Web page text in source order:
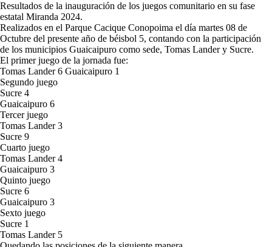
Resultados de la inauguración de los juegos comunitario en su fase
estatal Miranda 2024.
Realizados en el Parque Cacique Conopoima el día martes 08 de
Octubre del presente año de béisbol 5, contando con la participación
de los municipios Guaicaipuro como sede, Tomas Lander y Sucre.
El primer juego de la jornada fue:
Tomas Lander 6 Guaicaipuro 1
Segundo juego
Sucre 4
Guaicaipuro 6
Tercer juego
Tomas Lander 3
Sucre 9
Cuarto juego
Tomas Lander 4
Guaicaipuro 3
Quinto juego
Sucre 6
Guaicaipuro 3
Sexto juego
Sucre 1
Tomas Lander 5